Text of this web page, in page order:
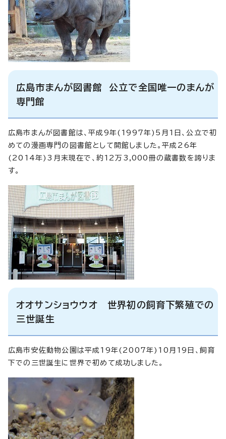
広島市まんが図書館 公立で全国唯一のまんが
専門館
広島市まんが図書館は、平成9年(1997年)5月1日、公立で初
めての漫画専門の図書館として開館しました。平成26年
(2014年)3月末現在で、約12万3,000冊の蔵書数を誇りま
す。
オオサンショウウオ 世界初の飼育下繁殖での
三世誕生
広島市安佐動物公園は平成19年(2007年)10月19日、飼育
下での三世誕生に世界で初めて成功しました。